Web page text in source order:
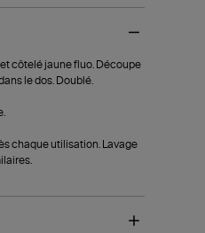
côtelé jaune fluo. Découpe
le dos. Doublé.
chaque utilisation. Lavage